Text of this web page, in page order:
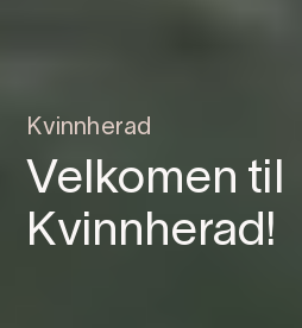
Kvinnherad
Velkomen til
Kvinnherad!